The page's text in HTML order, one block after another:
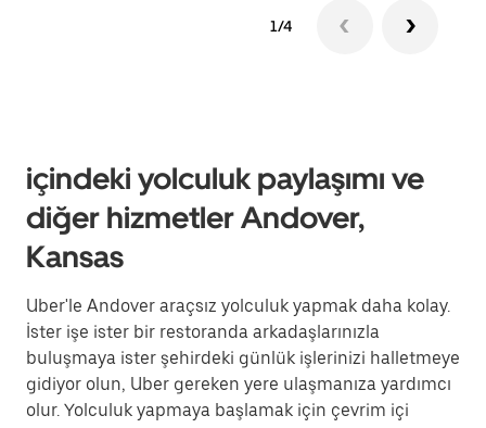
1/4
içindeki yolculuk paylaşımı ve
diğer hizmetler Andover,
Kansas
Uber'le Andover araçsız yolculuk yapmak daha kolay.
İster işe ister bir restoranda arkadaşlarınızla
buluşmaya ister şehirdeki günlük işlerinizi halletmeye
gidiyor olun, Uber gereken yere ulaşmanıza yardımcı
olur. Yolculuk yapmaya başlamak için çevrim içi